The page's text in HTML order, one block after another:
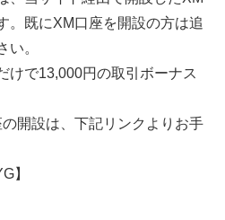
。既にXM口座を開設の方は追
い。
けで13,000円の取引ボーナス
開設は、下記リンクよりお手
】